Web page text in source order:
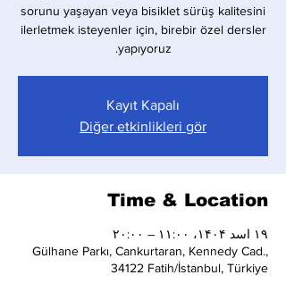
sorunu yaşayan veya bisiklet sürüş kalitesini
ilerletmek isteyenler için, birebir özel dersler
yapıyoruz.
Kayıt Kapalı
Diğer etkinlikleri gör
Time & Location
۱۹ اسد ۱۴۰۴، ۱۱:۰۰ – ۲۰:۰۰
Gülhane Parkı, Cankurtaran, Kennedy Cad.,
34122 Fatih/İstanbul, Türkiye